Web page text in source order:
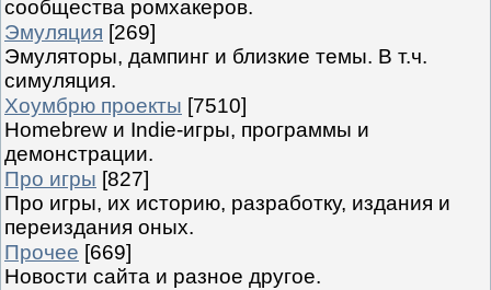
сообщества ромхакеров.
Эмуляция [269]
Эмуляторы, дампинг и близкие темы. В т.ч.
симуляция.
Хоумбрю проекты [7510]
Homebrew и Indie-игры, программы и
демонстрации.
Про игры [827]
Про игры, их историю, разработку, издания и
переиздания оных.
Прочее [669]
Новости сайта и разное другое.